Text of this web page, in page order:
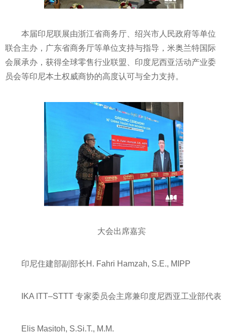
本届印尼联展由浙江省商务厅、绍兴市人民政府等单位
联合主办，广东省商务厅等单位支持与指导，米奥兰特国际
会展承办，获得全球零售行业联盟、印度尼西亚活动产业委
员会等印尼本土权威商协的高度认可与全力支持。
大会出席嘉宾
印尼住建部副部长H. Fahri Hamzah, S.E., MIPP
IKA ITT–STTT 专家委员会主席兼印度尼西亚工业部代表
Elis Masitoh, S.Si.T., M.M.